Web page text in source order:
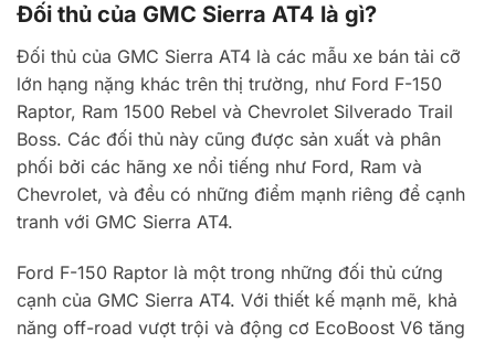
Đối thủ của GMC Sierra AT4 là gì?
Đối thủ của GMC Sierra AT4 là các mẫu xe bán tải cỡ
lớn hạng nặng khác trên thị trường, như Ford F-150
Raptor, Ram 1500 Rebel và Chevrolet Silverado Trail
Boss. Các đối thủ này cũng được sản xuất và phân
phối bởi các hãng xe nổi tiếng như Ford, Ram và
Chevrolet, và đều có những điểm mạnh riêng để cạnh
tranh với GMC Sierra AT4.
Ford F-150 Raptor là một trong những đối thủ cứng
cạnh của GMC Sierra AT4. Với thiết kế mạnh mẽ, khả
năng off-road vượt trội và động cơ EcoBoost V6 tăng